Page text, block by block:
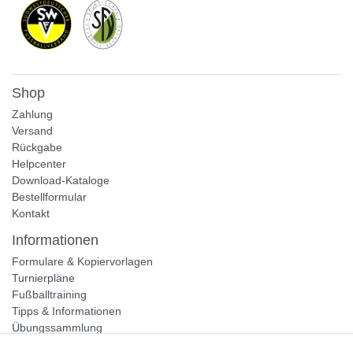
Shop
Zahlung
Versand
Rückgabe
Helpcenter
Download-Kataloge
Bestellformular
Kontakt
Informationen
Formulare & Kopiervorlagen
Turnierpläne
Fußballtraining
Tipps & Informationen
Übungssammlung